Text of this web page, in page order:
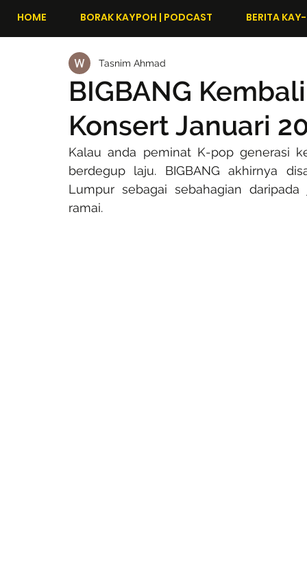
HOME BORAK KAYPOH | PODCAST BERITA
BIGBANG
Konsert Januari
Tasnim Ahmad
Kalau anda peminat K-pop generasi
berdegup laju. BIGBANG akhirnya
Lumpur sebagai sebahagian
ramai.